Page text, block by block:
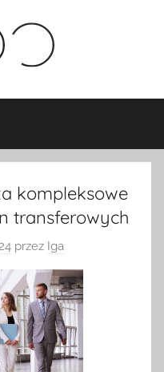
kompleksowe
transferowych
przez Iga